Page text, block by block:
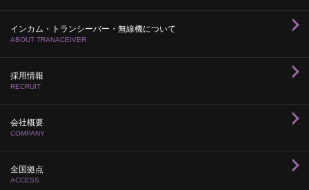
インカム・トランシーバー・無線機について
ABOUT TRANACEIVER
採用情報
RECRUIT
会社概要
COMPANY
全国拠点
ACCESS